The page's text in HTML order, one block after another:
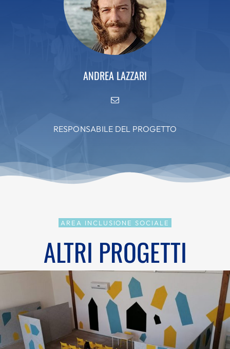
ANDREA LAZZARI
RESPONSABILE DEL PROGETTO
AREA INCLUSIONE SOCIALE
ALTRI PROGETTI